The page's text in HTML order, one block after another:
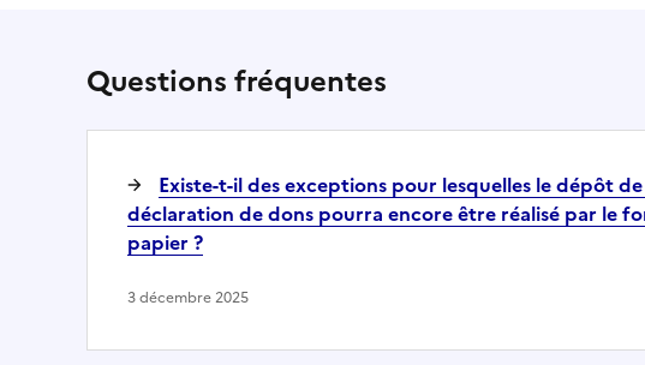
Questions fréquentes
Existe-t-il des exceptions pour lesquelles le dépôt
déclaration de dons pourra encore être réalisé par le
papier ?
3 décembre 2025